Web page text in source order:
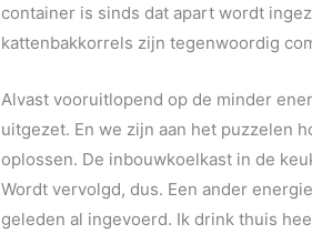
container is sinds dat apart wordt
kattenbakkorrels zijn tegenwoordig
Alvast vooruitlopend op de minder
uitgezet. En we zijn aan het puzzelen
oplossen. De inbouwkoelkast in de
Wordt vervolgd, dus. Een ander
geleden al ingevoerd. Ik drink thuis